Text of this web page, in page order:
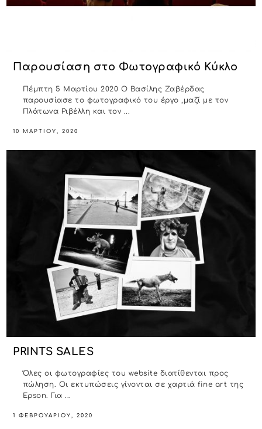
Παρουσίαση στο Φωτογραφικό Κύκλο
Πέμπτη 5 Μαρτίου 2020 Ο Βασίλης Ζαβέρδας
παρουσίασε το φωτογραφικό του έργο ,μαζί με τον
Πλάτωνα Ριβέλλη και τον ...
10 ΜΑΡΤΊΟΥ, 2020
PRINTS SALES
Όλες οι φωτογραφίες του website διατίθενται προς
πώληση. Οι εκτυπώσεις γίνονται σε χαρτιά fine art της
Epson. Για ...
1 ΦΕΒΡΟΥΑΡΊΟΥ, 2020